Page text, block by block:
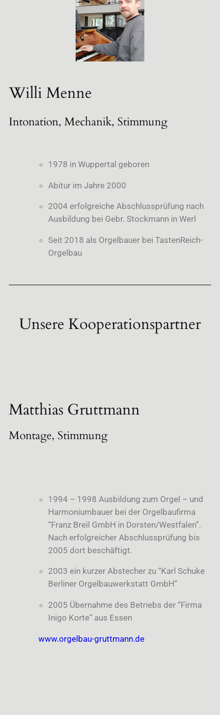
Willi Menne
Intonation, Mechanik, Stimmung
1978 in Wuppertal geboren
Abitur im Jahre 2000
2004 erfolgreiche Abschlussprüfung nach
Ausbildung bei Gebr. Stockmann in Werl
Seit 2018 als Orgelbauer bei TastenReich-
Orgelbau
Unsere Kooperationspartner
Matthias Gruttmann
Montage, Stimmung
1994 – 1998 Ausbildung zum Orgel – und
Harmoniumbauer bei der Orgelbaufirma
“Franz Breil GmbH in Dorsten/Westfalen”.
Nach erfolgreicher Abschlussprüfung bis
2005 dort beschäftigt.
2003 ein kurzer Abstecher zu “Karl Schuke
Berliner Orgelbauwerkstatt GmbH”
2005 Übernahme des Betriebs der “Firma
Inigo Korte” aus Essen
www.orgelbau-gruttmann.de